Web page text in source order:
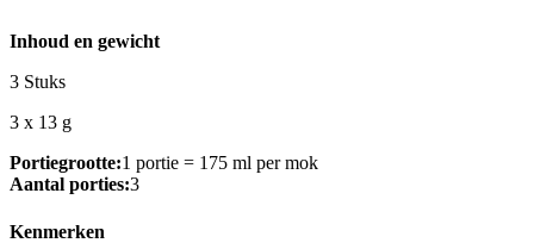
Inhoud en gewicht
3 Stuks
3 x 13 g
Portiegrootte:1 portie = 175 ml per mok
Aantal porties:3
Kenmerken